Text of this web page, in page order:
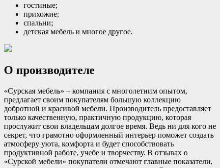
гостиные;
прихожие;
спальни;
детская мебель и многое другое.
О производителе
«Сурская мебель» – компания с многолетним опытом,
предлагает своим покупателям большую коллекцию
добротной и красивой мебели. Производитель предоставляет
только качественную, практичную продукцию, которая
прослужит свои владельцам долгое время. Ведь ни для кого не
секрет, что грамотно оформленный интерьер поможет создать
атмосферу уюта, комфорта и будет способствовать
продуктивной работе, учебе и творчеству. В отзывах о
«Сурской мебели» покупатели отмечают главные показатели,